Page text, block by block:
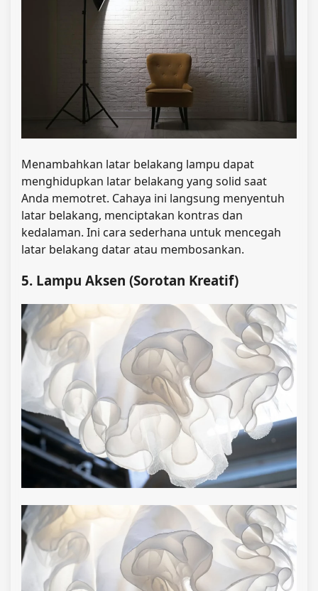
Menambahkan latar belakang lampu dapat
menghidupkan latar belakang yang solid saat
Anda memotret. Cahaya ini langsung menyentuh
latar belakang, menciptakan kontras dan
kedalaman. Ini cara sederhana untuk mencegah
latar belakang datar atau membosankan.
5. Lampu Aksen (Sorotan Kreatif)